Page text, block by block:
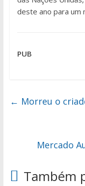
deste ano para um
PUB
← Morreu o
Mercado
Também